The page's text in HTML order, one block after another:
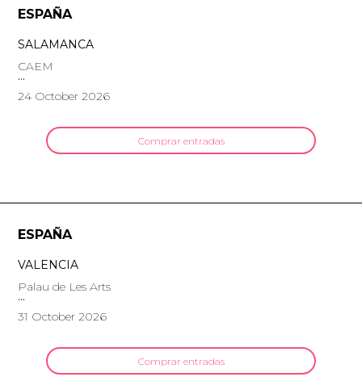
ESPAÑA
SALAMANCA
CAEM
24 October 2026
Comprar entradas
ESPAÑA
VALENCIA
Palau de Les Arts
31 October 2026
Comprar entradas